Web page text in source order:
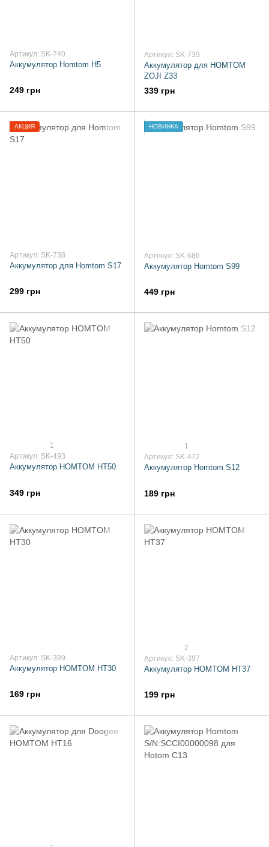
Артикул: SK-740
Аккумулятор Homtom H5
249 грн
Артикул: SK-739
Аккумулятор для HOMTOM
ZOJI Z33
339 грн
АКЦИЯ
Артикул: SK-738
Аккумулятор для Homtom S17
299 грн
НОВИНКА
Артикул: SK-686
Аккумулятор Homtom S99
449 грн
1
Артикул: SK-493
Аккумулятор HOMTOM HT50
349 грн
1
Артикул: SK-472
Аккумулятор Homtom S12
189 грн
Артикул: SK-399
Аккумулятор HOMTOM HT30
169 грн
2
Артикул: SK-397
Аккумулятор HOMTOM HT37
199 грн